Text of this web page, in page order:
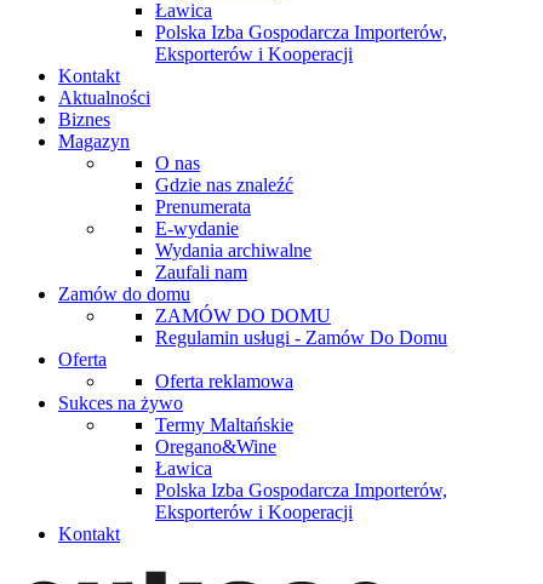
Ławica
Polska Izba Gospodarcza Importerów,
Eksporterów i Kooperacji
Kontakt
Aktualności
Biznes
Magazyn
O nas
Gdzie nas znaleźć
Prenumerata
E-wydanie
Wydania archiwalne
Zaufali nam
Zamów do domu
ZAMÓW DO DOMU
Regulamin usługi - Zamów Do Domu
Oferta
Oferta reklamowa
Sukces na żywo
Termy Maltańskie
Oregano&Wine
Ławica
Polska Izba Gospodarcza Importerów,
Eksporterów i Kooperacji
Kontakt